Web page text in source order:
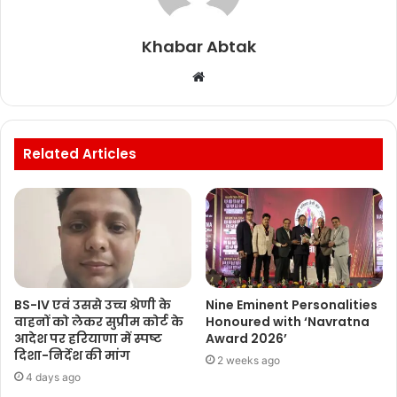
Khabar Abtak
Website
Related Articles
BS-IV एवं उससे उच्च श्रेणी के
वाहनों को लेकर सुप्रीम कोर्ट के
आदेश पर हरियाणा में स्पष्ट
दिशा-निर्देश की मांग
4 days ago
Nine Eminent Personalities
Honoured with ‘Navratna
Award 2026’
2 weeks ago